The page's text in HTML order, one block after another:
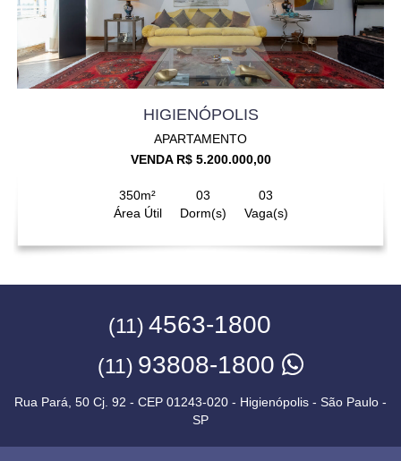
HIGIENÓPOLIS
APARTAMENTO
VENDA R$ 5.200.000,00
350m²
Área Útil
03
Dorm(s)
03
Vaga(s)
(11) 4563-1800
(11) 93808-1800
Rua Pará, 50 Cj. 92 - CEP 01243-020 - Higienópolis - São Paulo -
SP